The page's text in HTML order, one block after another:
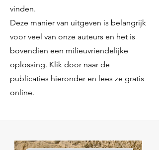
vinden.
Deze manier van uitgeven is belangrijk
voor veel van onze auteurs en het is
bovendien een milieuvriendelijke
oplossing. Klik door naar de
publicaties hieronder en lees ze gratis
online.